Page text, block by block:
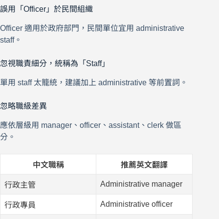
誤用「Officer」於民間組織
Officer 適用於政府部門，民間單位宜用 administrative
staff。
忽視職責細分，統稱為「Staff」
單用 staff 太籠統，建議加上 administrative 等前置詞。
忽略職級差異
應依層級用 manager、officer、assistant、clerk 做區
分。
中文職稱 推薦英文翻譯
行政主管 Administrative manager
行政專員 Administrative officer